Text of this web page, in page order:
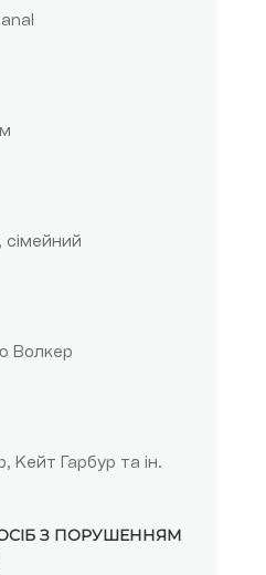
сімейний
Волкер
Гарбур та ін.
З ПОРУШЕННЯМ